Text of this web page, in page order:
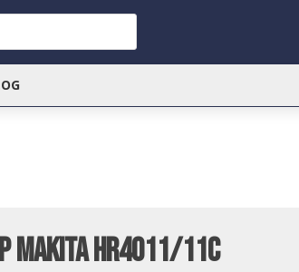
Makita HR4011/11C